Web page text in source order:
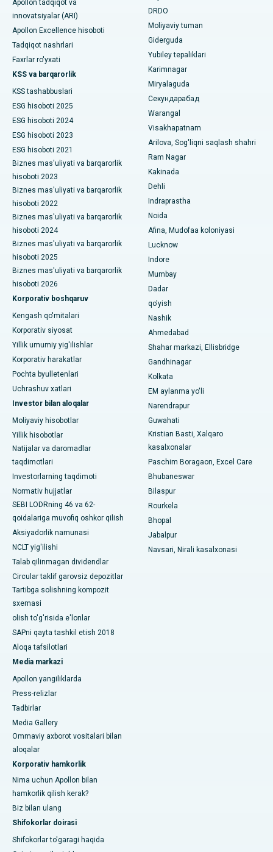
Nyu-Dehlidagi eng yaxshi shifoxona
DRDO, Haydaroboddagi eng yaxshi shifoxona
GS Road, Guwahati shahridagi eng yaxshi kasalxona
Hyderguda, Haydaroboddagi eng yaxshi shifoxona
Vijay Nagar, Indoredagi eng yaxshi shifoxona
Suryaraopeta Main Road, Kakinadadagi eng yaxshi kasalxona
Kalkutta shahridagi Kanal aylanma yo'lidagi eng yaxshi
shifoxona
CBD Belapur, Navi Mumbaydagi eng yaxshi shifoxona
Panchavati, Nashikdagi eng yaxshi shifoxona
Sekunderabad, Haydaroboddagi eng yaxshi shifoxona
Seshadripuramdagi eng yaxshi kasalxona, Bangalor
Waltair Main Road, Visakhapatnamdagi eng yaxshi shifoxona
Subhash Nagar yo'lidagi eng yaxshi kasalxona, Karimnagar
Managari, Karaikudi shahridagi eng yaxshi shifoxona
Arepally, Warangaldagi eng yaxshi shifoxona
Arera koloniyasidagi eng yaxshi kasalxona, Bhopal
Jayanagar, Bangalordagi eng yaxshi kasalxona
KK Nagar, Madurai shahridagi eng yaxshi shifoxona
Ramji Nagardagi eng yaxshi kasalxona, Nellore
19-sektordagi eng yaxshi shifoxona, Rourkela
Swargate, Pune shahridagi eng yaxshi shifoxona
Janubiy Dehlidagi eng yaxshi ayollar saraton kasalxonasi
Polipektomiya
Mulohaza miya stimulyatsiyasi
Peritoneal dializ
Buyrak biopsiyasi
Paratiroidektomiya
Seramika bilan umumiy tizzani almashtirish
ERCP
Apollon tadqiqot va
innovatsiyalar (ARI)
Apollon Excellence hisoboti
Tadqiqot nashrlari
Faxrlar ro'yxati
KSS va barqarorlik
KSS tashabbuslari
ESG hisoboti 2025
ESG hisoboti 2024
ESG hisoboti 2023
ESG hisoboti 2021
Biznes mas'uliyati va barqarorlik
hisoboti 2023
Biznes mas'uliyati va barqarorlik
hisoboti 2022
Biznes mas'uliyati va barqarorlik
hisoboti 2024
Biznes mas'uliyati va barqarorlik
hisoboti 2025
Biznes mas'uliyati va barqarorlik
hisoboti 2026
Korporativ boshqaruv
Kengash qo'mitalari
Korporativ siyosat
Yillik umumiy yig'ilishlar
Korporativ harakatlar
Pochta byulletenlari
Uchrashuv xatlari
Investor bilan aloqalar
Moliyaviy hisobotlar
Yillik hisobotlar
Natijalar va daromadlar
taqdimotlari
Investorlarning taqdimoti
Normativ hujjatlar
SEBI LODRning 46 va 62-
qoidalariga muvofiq oshkor qilish
Aksiyadorlik namunasi
NCLT yig'ilishi
Talab qilinmagan dividendlar
Circular taklif garovsiz depozitlar
Tartibga solishning kompozit
sxemasi
olish to'g'risida e'lonlar
SAPni qayta tashkil etish 2018
Aloqa tafsilotlari
Media markazi
Apollon yangiliklarda
Press-relizlar
Tadbirlar
Media Gallery
Ommaviy axborot vositalari bilan
aloqalar
Korporativ hamkorlik
Nima uchun Apollon bilan
hamkorlik qilish kerak?
Biz bilan ulang
Shifokorlar doirasi
Shifokorlar to'garagi haqida
DRDO
Moliyaviy tuman
Giderguda
Yubiley tepaliklari
Karimnagar
Miryalaguda
Секундарабад
Warangal
Visakhapatnam
Arilova, Sog'liqni saqlash shahri
Ram Nagar
Kakinada
Dehli
Indraprastha
Noida
Afina, Mudofaa koloniyasi
Lucknow
Indore
Mumbay
Dadar
qo'yish
Nashik
Ahmedabad
Shahar markazi, Ellisbridge
Gandhinagar
Kolkata
EM aylanma yo'li
Narendrapur
Guwahati
Kristian Basti, Xalqaro
kasalxonalar
Paschim Boragaon, Excel Care
Bhubaneswar
Bilaspur
Rourkela
Bhopal
Jabalpur
Navsari, Nirali kasalxonasi